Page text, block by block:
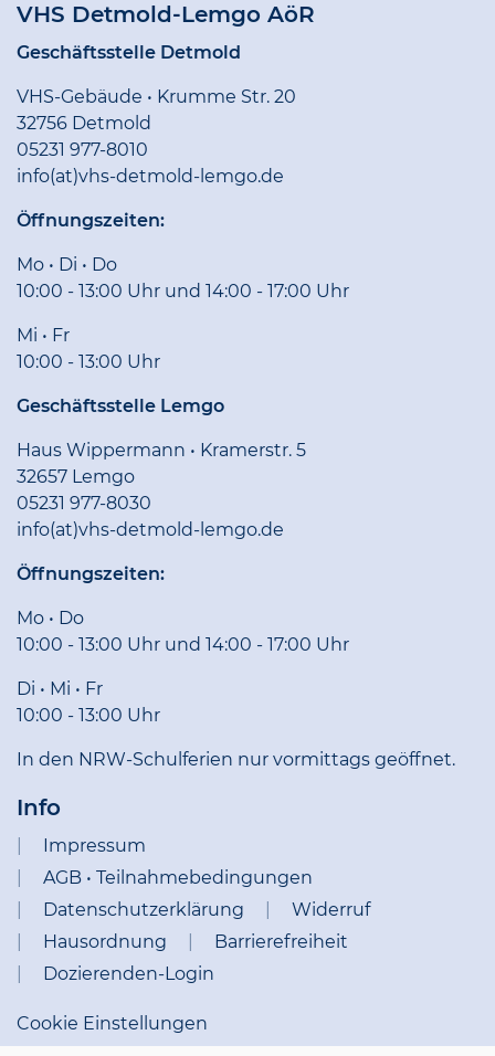
VHS Detmold-Lemgo AöR
Geschäftsstelle Detmold
VHS-Gebäude • Krumme Str. 20
32756 Detmold
05231 977-8010
info(at)vhs-detmold-lemgo.de
Öffnungszeiten:
Mo • Di • Do
10:00 - 13:00 Uhr und 14:00 - 17:00 Uhr
Mi • Fr
10:00 - 13:00 Uhr
Geschäftsstelle Lemgo
Haus Wippermann • Kramerstr. 5
32657 Lemgo
05231 977-8030
info(at)vhs-detmold-lemgo.de
Öffnungszeiten:
Mo • Do
10:00 - 13:00 Uhr und 14:00 - 17:00 Uhr
Di • Mi • Fr
10:00 - 13:00 Uhr
In den NRW-Schulferien nur vormittags geöffnet.
Info
Impressum
AGB • Teilnahmebedingungen
Datenschutzerklärung
Widerruf
Hausordnung
Barrierefreiheit
Dozierenden-Login
Cookie Einstellungen